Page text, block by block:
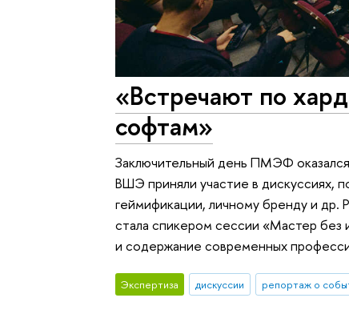
«Встречают по
софтам»
Заключительный день ПМЭФ
ВШЭ приняли участие в дискуссиях,
геймификации, личному бренду и др.
стала спикером сессии «Мастер без
и содержание современных
Экспертиза дискуссии репортаж о